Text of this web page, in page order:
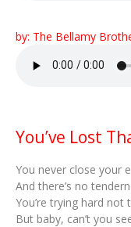
by: The Bellamy
You’ve Lost
You never close your
And there’s no
You’re trying hard not
But baby, can’t you